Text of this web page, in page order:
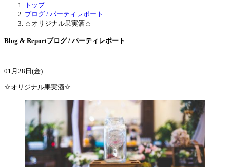
トップ
ブログ / パーティレポート
☆オリジナル果実酒☆
Blog & Reportブログ / パーティレポート
01月28日(金)
☆オリジナル果実酒☆